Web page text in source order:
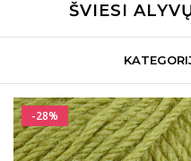
ŠVIESI
-28%